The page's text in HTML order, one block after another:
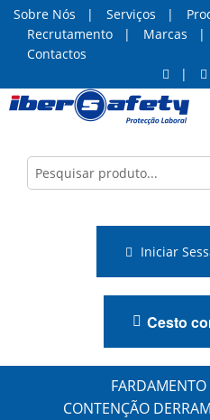
Sobre Nós Serviços
Recrutamento
Marcas
Contactos
Iniciar
Cesto
FARDAMENTO
CONTENÇÃO